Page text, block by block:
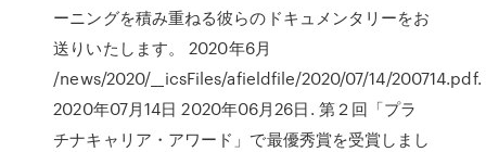
ーニングを積み重ねる彼らのドキュメンタリーをお
送りいたします。 2020年6月
/news/2020/__icsFiles/afieldfile/2020/07/14/200714.pdf.
2020年07月14日 2020年06月26日. 第２回「プラ
チナキャリア・アワード」で最優秀賞を受賞しまし